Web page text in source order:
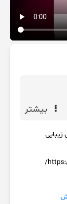
بیشتر
زیبایی